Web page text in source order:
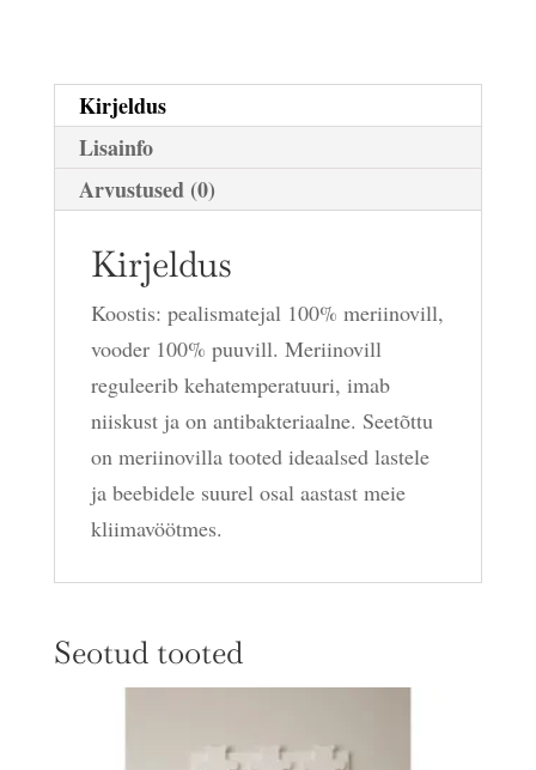
Kirjeldus
Lisainfo
Arvustused (0)
Kirjeldus
Koostis: pealismatejal 100% meriinovill,
vooder 100% puuvill. Meriinovill
reguleerib kehatemperatuuri, imab
niiskust ja on antibakteriaalne. Seetõttu
on meriinovilla tooted ideaalsed lastele
ja beebidele suurel osal aastast meie
kliimavöötmes.
Seotud tooted